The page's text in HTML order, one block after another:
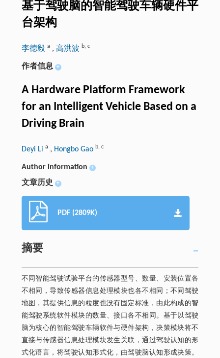
基于驾驶脑的智能驾驶车辆硬件平
台架构
李德毅 a , 高洪波 b, c
作者信息 +
A Hardware Platform Framework
for an Intelligent Vehicle Based on a
Driving Brain
Deyi Li a , Hongbo Gao b, c
Author information +
文章历史 +
PDF (2809K)
摘要
不同智能驾驶试验平台的传感器型号、数量、安装位置各
不相同，导致传感器信息处理模块也各不相同；不同驾驶
地图，其提供信息的粒度也没有固定标准，由此构成的智
能驾驶系统软件模块的数量、接口各不相同。基于以驾驶
脑为核心的智能驾驶车辆软件与硬件架构，决策模块将不
直接与传感器信息处理模块发生关联，通过驾驶认知的形
式化语言，将驾驶认知形式化，由驾驶脑认知形成决策。